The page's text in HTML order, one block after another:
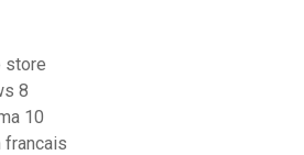
store
8
10